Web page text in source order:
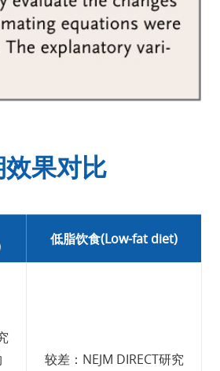
果对比
低脂饮食(Low-fat diet)
较差：NEJM DIRECT研究